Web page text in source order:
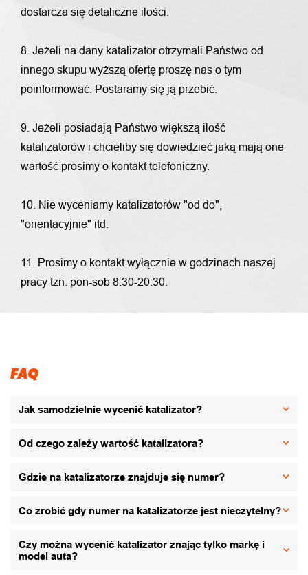
dostarcza się detaliczne ilości.
8. Jeżeli na dany katalizator otrzymali Państwo od
innego skupu wyższą ofertę proszę nas o tym
poinformować. Postaramy się ją przebić.
9. Jeżeli posiadają Państwo większą ilość
katalizatorów i chcieliby się dowiedzieć jaką mają one
wartość prosimy o kontakt telefoniczny.
10. Nie wyceniamy katalizatorów "od do",
"orientacyjnie" itd.
11. Prosimy o kontakt wyłącznie w godzinach naszej
pracy tzn. pon-sob 8:30-20:30.
FAQ
Jak samodzielnie wycenić katalizator?
Od czego zależy wartość katalizatora?
Gdzie na katalizatorze znajduje się numer?
Co zrobić gdy numer na katalizatorze jest nieczytelny?
Czy można wycenić katalizator znając tylko markę i
model auta?